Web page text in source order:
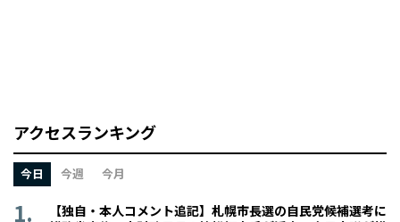
アクセスランキング
今日 今週 今月
【独自・本人コメント追記】札幌市長選の自民党候補選考に